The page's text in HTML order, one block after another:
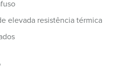
elevada resistência térmica